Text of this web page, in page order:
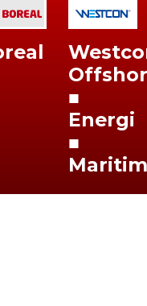
■
Energi
■
Maritim